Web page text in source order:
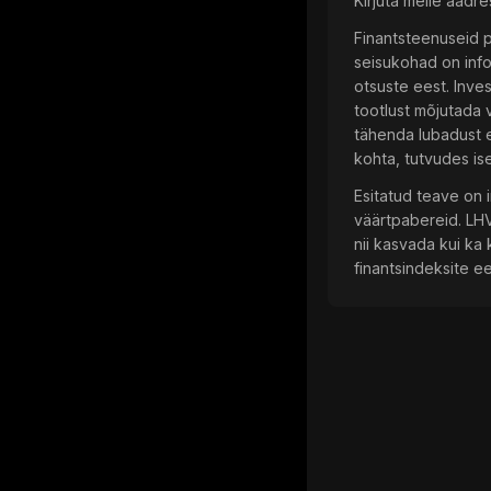
Finantsteenuseid
seisukohad on
otsuste eest.
tootlust mõjutada
tähenda lubadust
kohta, tutvudes
Esitatud teave on
väärtpabereid.
nii kasvada kui ka
finantsindeksite